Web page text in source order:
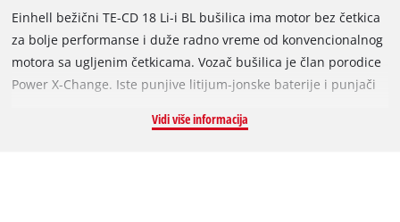
Einhell bežični TE-CD 18 Li-i BL bušilica ima motor bez četkica
za bolje performanse i duže radno vreme od konvencionalnog
motora sa ugljenim četkicama. Vozač bušilica je član porodice
Power X-Change. Iste punjive litijum-jonske baterije i punjači
čekića je velika pomoć kada radite sa tvrdim materijalima.
Vidi više informacija